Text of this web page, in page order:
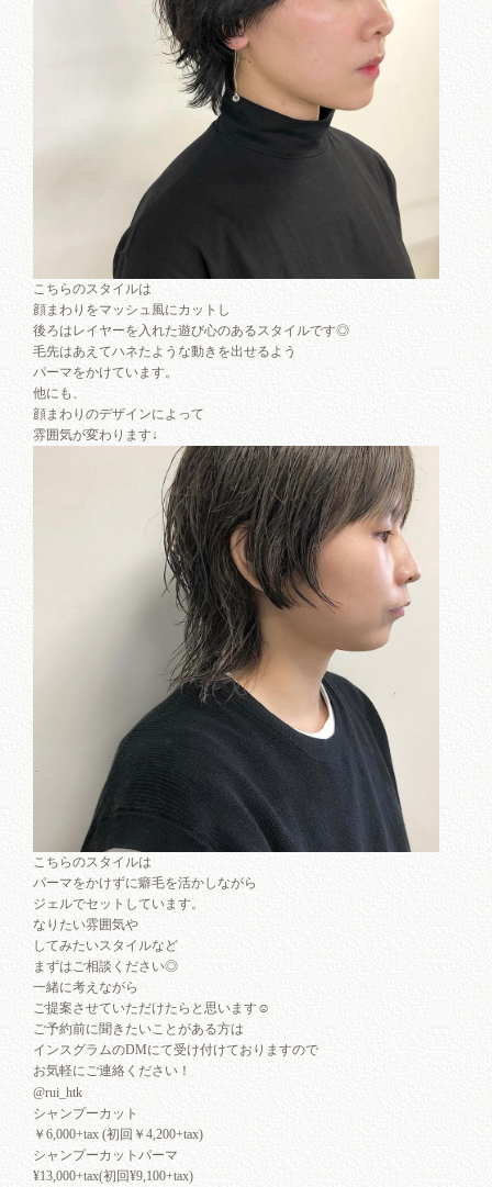
こちらのスタイルは
顔まわりをマッシュ風にカットし
後ろはレイヤーを入れた遊び心のあるスタイルです◎
毛先はあえてハネたような動きを出せるよう
パーマをかけています。
他にも、
顔まわりのデザインによって
雰囲気が変わります↓
こちらのスタイルは
パーマをかけずに癖毛を活かしながら
ジェルでセットしています。
なりたい雰囲気や
してみたいスタイルなど
まずはご相談ください◎
一緒に考えながら
ご提案させていただけたらと思います☺︎
ご予約前に聞きたいことがある方は
インスグラムのDMにて受け付けておりますので
お気軽にご連絡ください！
@rui_htk
シャンプーカット
￥6,000+tax (初回￥4,200+tax)
シャンプーカットパーマ
¥13,000+tax(初回¥9,100+tax)